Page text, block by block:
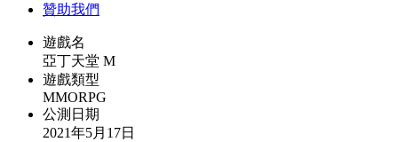
贊助我們
遊戲名
亞丁天堂 M
遊戲類型
MMORPG
公測日期
2021年5月17日